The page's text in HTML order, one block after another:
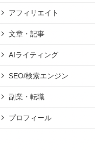
アフィリエイト
文章・記事
AIライティング
SEO/検索エンジン
副業・転職
プロフィール